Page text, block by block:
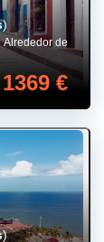
Alrededor de
1369 €
)
)